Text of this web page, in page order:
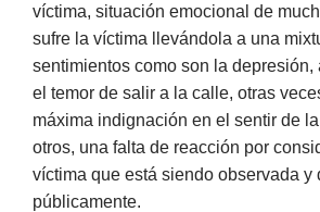
víctima, situación emocional de
sufre la víctima llevándola a una
sentimientos como son la depresión,
el temor de salir a la calle, otras
máxima indignación en el sentir de
otros, una falta de reacción por
víctima que está siendo observada y
públicamente.